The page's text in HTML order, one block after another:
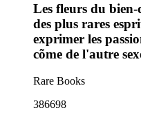
Les fleurs du bien-
des plus rares
exprimer les
cõme de l'autre
Rare Books
386698